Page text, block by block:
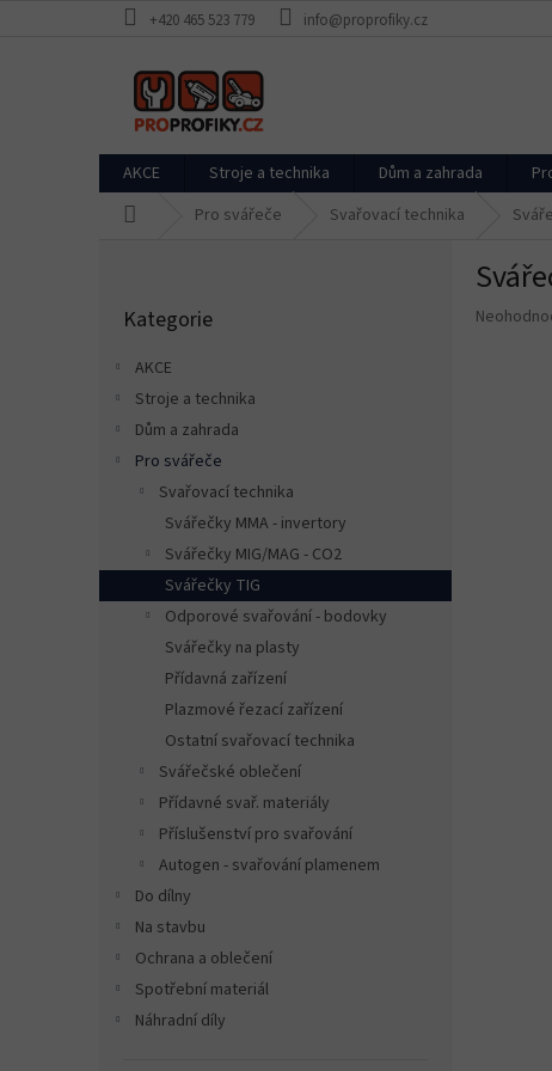
+420 465 523 779 info@proprofiky.cz
AKCE Stroje a technika Dům a zahrada
Pro svářeče Svařovací technika
e
l
kategorie
Kategorie
AKCE
Stroje a technika
Dům a zahrada
Pro svářeče
Svařovací technika
Svářečky MMA - invertory
Svářečky MIG/MAG - CO2
Svářečky TIG
Odporové svařování - bodovky
Svářečky na plasty
Přídavná zařízení
Plazmové řezací zařízení
Ostatní svařovací technika
Svářečské oblečení
Přídavné svař. materiály
Příslušenství pro svařování
Autogen - svařování plamenem
Do dílny
Na stavbu
Ochrana a oblečení
Spotřební materiál
Náhradní díly
Průměrné